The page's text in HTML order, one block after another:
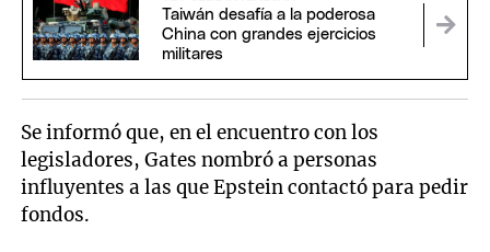
Taiwán desafía a la poderosa
China con grandes ejercicios
militares
Se informó que, en el encuentro con los
legisladores, Gates nombró a personas
influyentes a las que Epstein contactó para pedir
fondos.